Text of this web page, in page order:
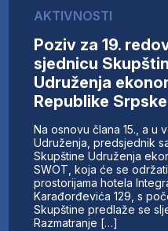
AKTIVNOSTI
Poziv za 19.
sjednicu
Udruženja
Republike
Na osnovu člana 15., a u
Udruženja, predsjednik
Skupštine Udruženja
SWOT, koja će se održati
prostorijama hotela
Karađorđevića 129, s
Skupštine predlaže se
Razmatranje […]